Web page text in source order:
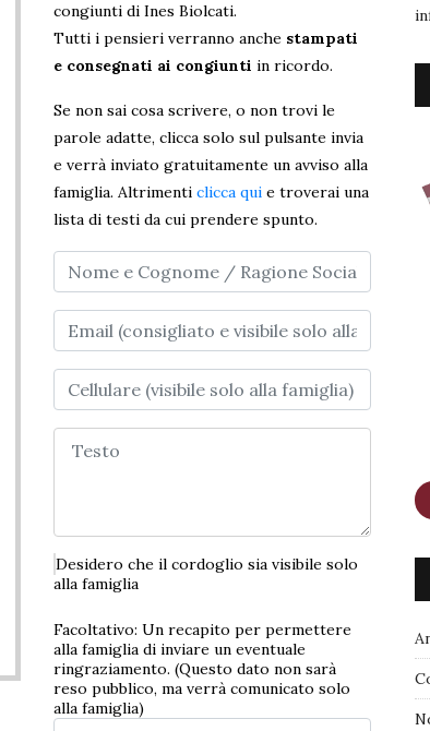
congiunti di Ines Biolcati.
Tutti i pensieri verranno anche stampati
e consegnati ai congiunti in ricordo.
Se non sai cosa scrivere, o non trovi le
parole adatte, clicca solo sul pulsante invia
e verrà inviato gratuitamente un avviso alla
famiglia. Altrimenticlicca qui e troverai una
lista di testi da cui prendere spunto.
Desidero che il cordoglio sia visibile solo
alla famiglia
Facoltativo: Un recapito per permettere
alla famiglia di inviare un eventuale
ringraziamento. (Questo dato non sarà
reso pubblico, ma verrà comunicato solo
alla famiglia)